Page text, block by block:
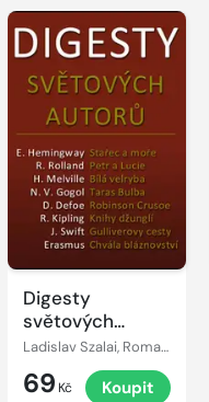
Digesty
světových
autorů
Ladislav Szalai, Romana Szalaiová
69 Kč Koupit